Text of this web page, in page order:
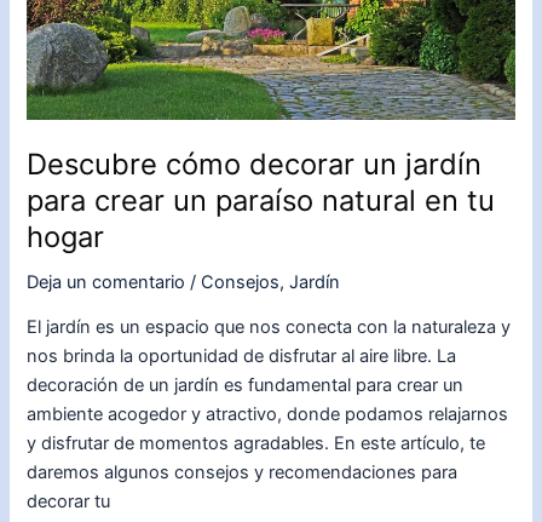
y
funcional
Descubre cómo decorar un jardín
para crear un paraíso natural en tu
hogar
Deja un comentario / Consejos,Jardín
El jardín es un espacio que nos conecta con la naturaleza y
nos brinda la oportunidad de disfrutar al aire libre. La
decoración de un jardín es fundamental para crear un
ambiente acogedor y atractivo, donde podamos relajarnos
y disfrutar de momentos agradables. En este artículo, te
daremos algunos consejos y recomendaciones para
decorar tu